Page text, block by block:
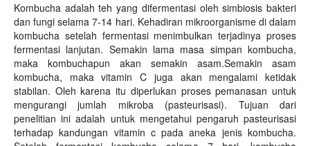
Kombucha adalah teh yang difermentasi oleh simbiosis bakteri
dan fungi selama 7-14 hari. Kehadiran mikroorganisme di dalam
kombucha setelah fermentasi menimbulkan terjadinya proses
fermentasi lanjutan. Semakin lama masa simpan kombucha,
maka kombuchapun akan semakin asam.Semakin asam
kombucha, maka vitamin C juga akan mengalami ketidak
stabilan. Oleh karena itu diperlukan proses pemanasan untuk
mengurangi jumlah mikroba (pasteurisasi). Tujuan dari
penelitian ini adalah untuk mengetahui pengaruh pasteurisasi
terhadap kandungan vitamin c pada aneka jenis kombucha.